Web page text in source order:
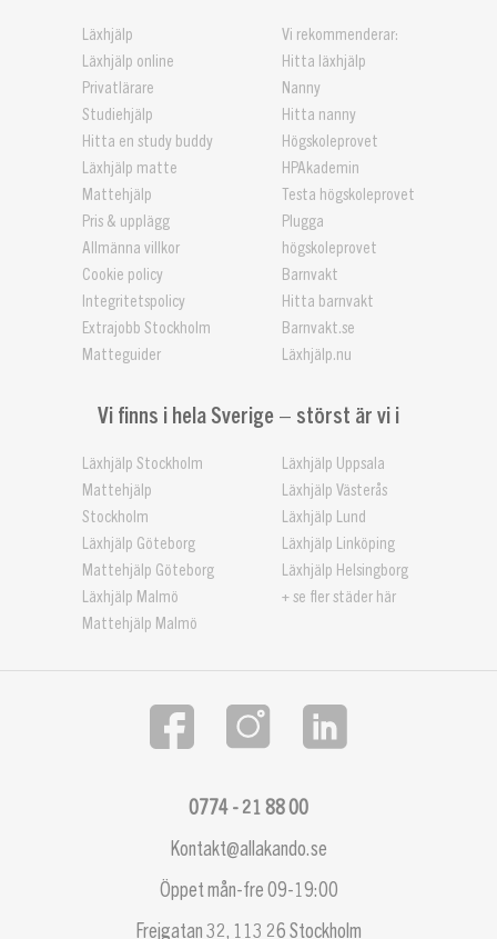
Läxhjälp
Läxhjälp online
Privatlärare
Studiehjälp
Hitta en study buddy
Läxhjälp matte
Mattehjälp
Pris & upplägg
Allmänna villkor
Cookie policy
Integritetspolicy
Extrajobb Stockholm
Matteguider
Vi rekommenderar:
Hitta läxhjälp
Nanny
Hitta nanny
Högskoleprovet
HPAkademin
Testa högskoleprovet
Plugga
högskoleprovet
Barnvakt
Hitta barnvakt
Barnvakt.se
Läxhjälp.nu
Vi finns i hela Sverige – störst är vi i
Läxhjälp Stockholm
Mattehjälp
Stockholm
Läxhjälp Göteborg
Mattehjälp Göteborg
Läxhjälp Malmö
Mattehjälp Malmö
Läxhjälp Uppsala
Läxhjälp Västerås
Läxhjälp Lund
Läxhjälp Linköping
Läxhjälp Helsingborg
+ se fler städer här
Kontakt@allakando.se
0774 - 21 88 00
Öppet mån-fre 09-19:00
Frejgatan 32, 113 26 Stockholm